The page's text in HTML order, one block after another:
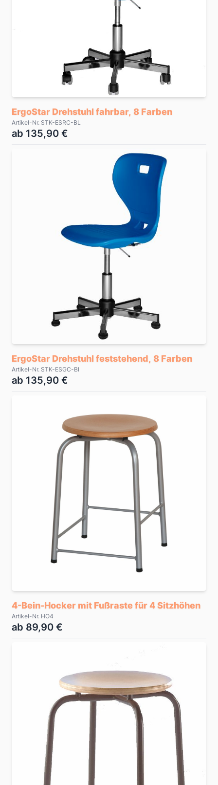
ErgoStar Drehstuhl fahrbar, 8 Farben
Artikel-Nr. STK-ESRC-BL
ab 135,90 €
ErgoStar Drehstuhl feststehend, 8 Farben
Artikel-Nr. STK-ESGC-Bl
ab 135,90 €
4-Bein-Hocker mit Fußraste für 4 Sitzhöhen
Artikel-Nr. HO4
ab 89,90 €